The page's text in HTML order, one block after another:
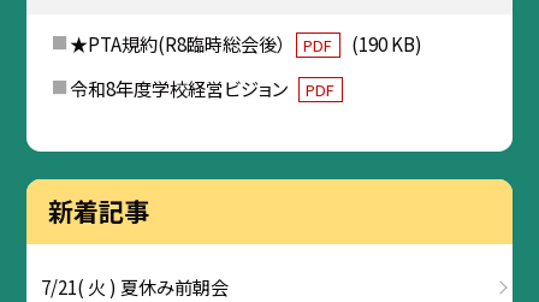
★PTA規約(R8臨時総会後） PDF
(190 KB)
令和8年度学校経営ビジョン
PDF
新着記事
7/21( 火 ) 夏休み前朝会